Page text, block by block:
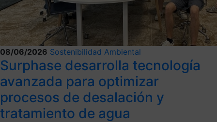
08/06/2026 Sostenibilidad Ambiental
Surphase desarrolla tecnología
avanzada para optimizar
procesos de desalación y
tratamiento de agua